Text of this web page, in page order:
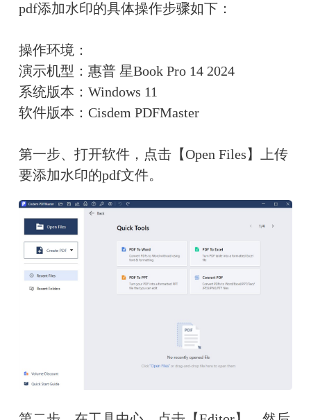
pdf添加水印的具体操作步骤如下：
操作环境：
演示机型：惠普 星Book Pro 14 2024
系统版本：Windows 11
软件版本：Cisdem PDFMaster
第一步、打开软件，点击【Open Files】上传
要添加水印的pdf文件。